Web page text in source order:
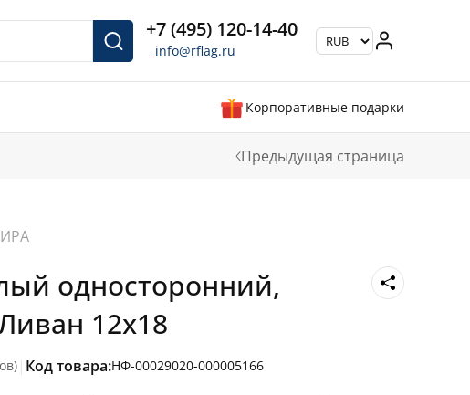
+7 (495) 120-14-40
info@rflag.ru
Корпоративные подарки
Предыдущая страница
односторонний,
12х18
| Код товара:НФ-00029020-000005166